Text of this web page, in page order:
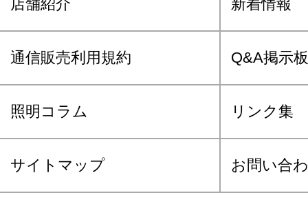
店舗紹介 新着情報
通信販売利用規約 Q&A掲示板
照明コラム リンク集
サイトマップ お問い合